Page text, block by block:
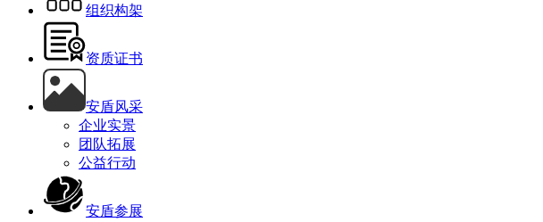
组织构架
资质证书
安盾风采
企业实景
团队拓展
公益行动
安盾参展